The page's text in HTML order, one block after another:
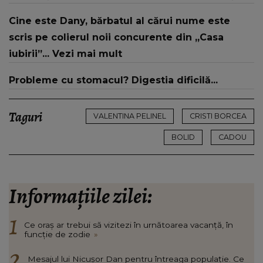
Cine este Dany, bărbatul al cărui nume este
scris pe colierul noii concurente din „Casa
iubirii”... Vezi mai mult
Probleme cu stomacul? Digestia dificilă...
Taguri VALENTINA PELINEL CRISTI BORCEA
BOLID CADOU
Informațiile zilei:
Ce oraș ar trebui să vizitezi în urnătoarea vacanță, în
funcție de zodie »
Mesajul lui Nicușor Dan pentru întreaga populație. Ce